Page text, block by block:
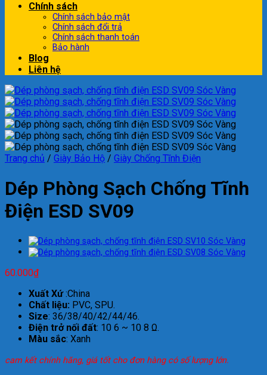
Chính sách
Chính sách bảo mật
Chính sách đổi trả
Chính sách thanh toán
Bảo hành
Blog
Liên hệ
Trang chủ / Giày Bảo Hộ / Giày Chống Tĩnh Điện
Dép Phòng Sạch Chống Tĩnh
Điện ESD SV09
60.000₫
Xuất Xứ:China
Chất liệu: PVC, SPU.
Size: 36/38/40/42/44/46.
Điện trở nối đất: 10 6 ~ 10 8 Ω.
Màu sắc: Xanh
cam kết chính hãng, giá tốt cho đơn hàng có số lượng lớn.